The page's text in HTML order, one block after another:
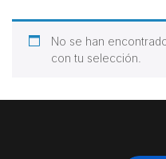
No se han
con tu selección.